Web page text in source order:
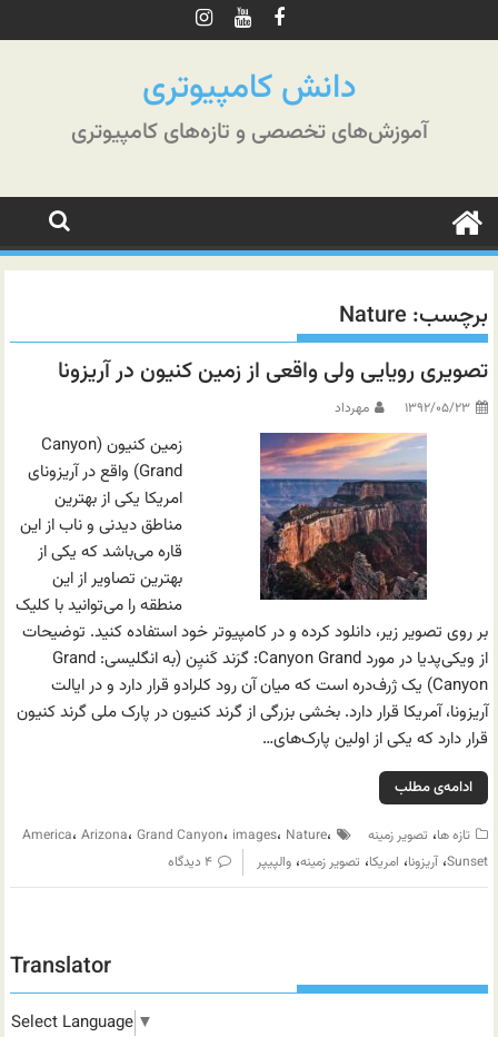
به
دانش کامپیوتری
آموزش‌های تخصصی و تازه‌های کامپیوتری
برچسب: Nature
تصویری رویایی ولی واقعی از زمین کنیون در آریزونا
۱۳۹۲/۰۵/۲۳ مهرداد
زمین کنیون (Canyon
Grand) واقع در آریزونای
امریکا یکی از بهترین
مناطق دیدنی و ناب از این
قاره می‌باشد که یکی از
بهترین تصاویر از این
منطقه را می‌توانید با کلیک
بر روی تصویر زیر، دانلود کرده و در کامپیوتر خود استفاده کنید. توضیحات
از ویکی‌پدیا در مورد Canyon Grand: گرَند کَنیِن (به انگلیسی: Grand
Canyon) یک ژرف‌دره است که میان آن رود کلرادو قرار دارد و در ایالت
آریزونا، آمریکا قرار دارد. بخشی بزرگی از گرند کنیون در پارک ملی گرند کنیون
قرار دارد که یکی از اولین پارک‌های…
ادامه‌ی مطلب
تازه ها، تصویر زمینه America، Arizona، Grand Canyon، images، Nature،
Sunset،آریزونا، امریکا، تصویر زمینه،والپیپر ۴ دیدگاه
Translator
Select Language ▼